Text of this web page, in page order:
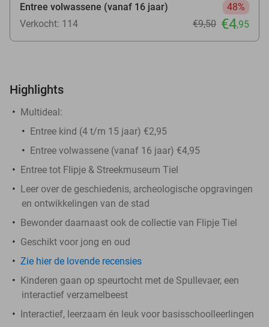
Entree volwassene (vanaf 16 jaar)
48%
Verkocht: 114
€9,50 €4,95
Highlights
Multideal:
Entree kind (4 t/m 15 jaar) €2,95
Entree volwassene (vanaf 16 jaar) €4,95
Entree tot Flipje & Streekmuseum Tiel
Leer over de geschiedenis, archeologische opgravingen
en ontwikkelingen van de stad
Bewonder daarnaast ook de collectie van Flipje Tiel
Geschikt voor jong en oud
Zie hier de lovende recensies
Kinderen gaan op speurtocht met de Spullevaer, een
interactief verzamelbeest
Interactief, leerzaam én leuk voor basisschoolleerlingen